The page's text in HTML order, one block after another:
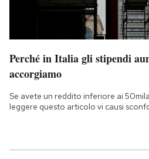
Perché in Italia gli stipendi
accorgiamo
Se avete un reddito inferiore ai
leggere questo articolo vi causi